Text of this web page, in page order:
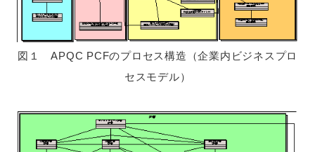
図１ APQC PCFのプロセス構造（企業内ビジネスプロ
セスモデル）